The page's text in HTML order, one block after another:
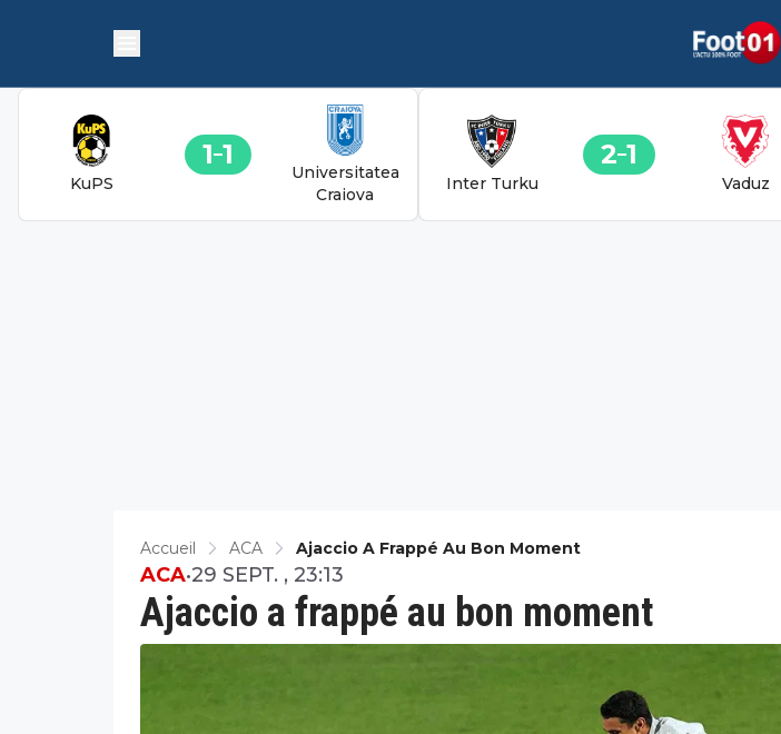
KuPS
1 1
Universitatea
Craiova
Inter Turku
2 1
Vaduz
Accueil ACA Ajaccio A Frappé Au Bon Moment
Ajaccio a frappé au bon moment
ACA•29 SEPT. , 23:13